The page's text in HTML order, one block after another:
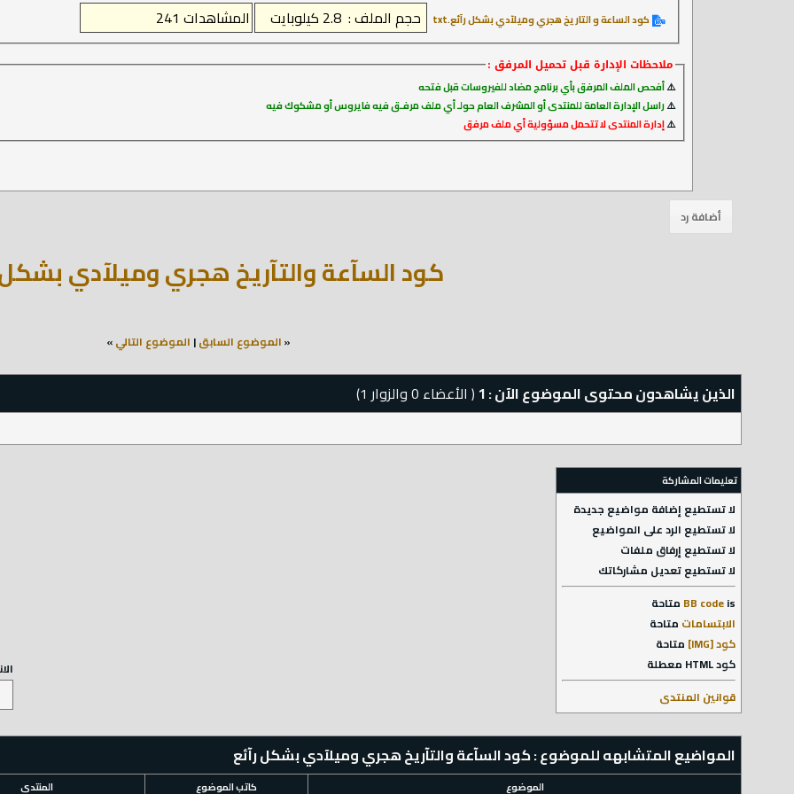
كود الساعة و التاريخ هجري وميلآدي بشكل رآئع.txt‏
ملاحظات الإدارةقبل تحميل المرفق :
⚠️أفحص الملف المرفق بأي برنامج مضاد للفيروسات قبل فتحه
⚠️راسل الإدارة العامة للمنتدى أو المشرف العام حولـ أي ملف مرفـق فيه فايروس أو مشكوك فيه
⚠️إدارة المنتدى لا تتحمل مسؤولية أي ملف مرفق
كود السآعة والتآريخ هجري وميلآدي بشكل
«الموضوع السابق| الموضوع التالي»
الذين يشاهدون محتوى الموضوع الآن : 1 ( الأعضاء 0 والزوار 1)
تعليمات المشاركة
لا تستطيع إضافة مواضيع جديدة
لا تستطيع الرد على المواضيع
لا تستطيع إرفاق ملفات
لا تستطيعتعديل مشاركاتك
BB codeis
متاحة
الابتسامات متاحة
كود [IMG]
متاحة
كود HTML
معطلة
قوانين المنتدى
المواضيع المتشابهه للموضوع : كود السآعة والتآريخ هجري وميلآدي بشكل رآئع
الموضوع كاتب الموضوع المنتدى